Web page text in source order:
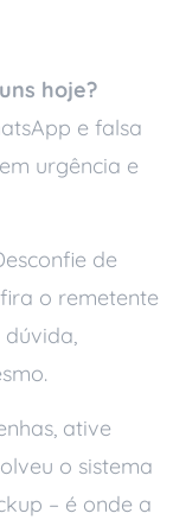
hoje?
e falsa
urgência e
de
o remetente
dúvida,
ative
o sistema
– é onde a